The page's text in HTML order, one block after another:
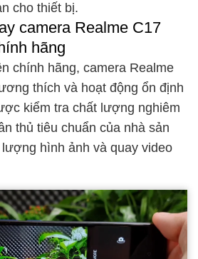
cho thiết bị.
camera Realme C17
hãng
chính hãng, camera Realme
thích và hoạt động ổn định
kiểm tra chất lượng nghiêm
thủ tiêu chuẩn của nhà sản
hình ảnh và quay video